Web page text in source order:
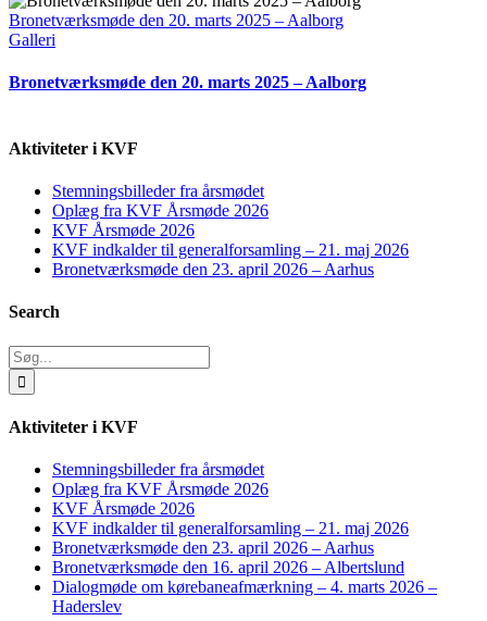
Bronetværksmøde den 20. marts 2025 – Aalborg
Galleri
Bronetværksmøde den 20. marts 2025 – Aalborg
Aktiviteter i KVF
Stemningsbilleder fra årsmødet
Oplæg fra KVF Årsmøde 2026
KVF Årsmøde 2026
KVF indkalder til generalforsamling – 21. maj 2026
Bronetværksmøde den 23. april 2026 – Aarhus
Search
Søg
efter:
Aktiviteter i KVF
Stemningsbilleder fra årsmødet
Oplæg fra KVF Årsmøde 2026
KVF Årsmøde 2026
KVF indkalder til generalforsamling – 21. maj 2026
Bronetværksmøde den 23. april 2026 – Aarhus
Bronetværksmøde den 16. april 2026 – Albertslund
Dialogmøde om kørebaneafmærkning – 4. marts 2026 –
Haderslev